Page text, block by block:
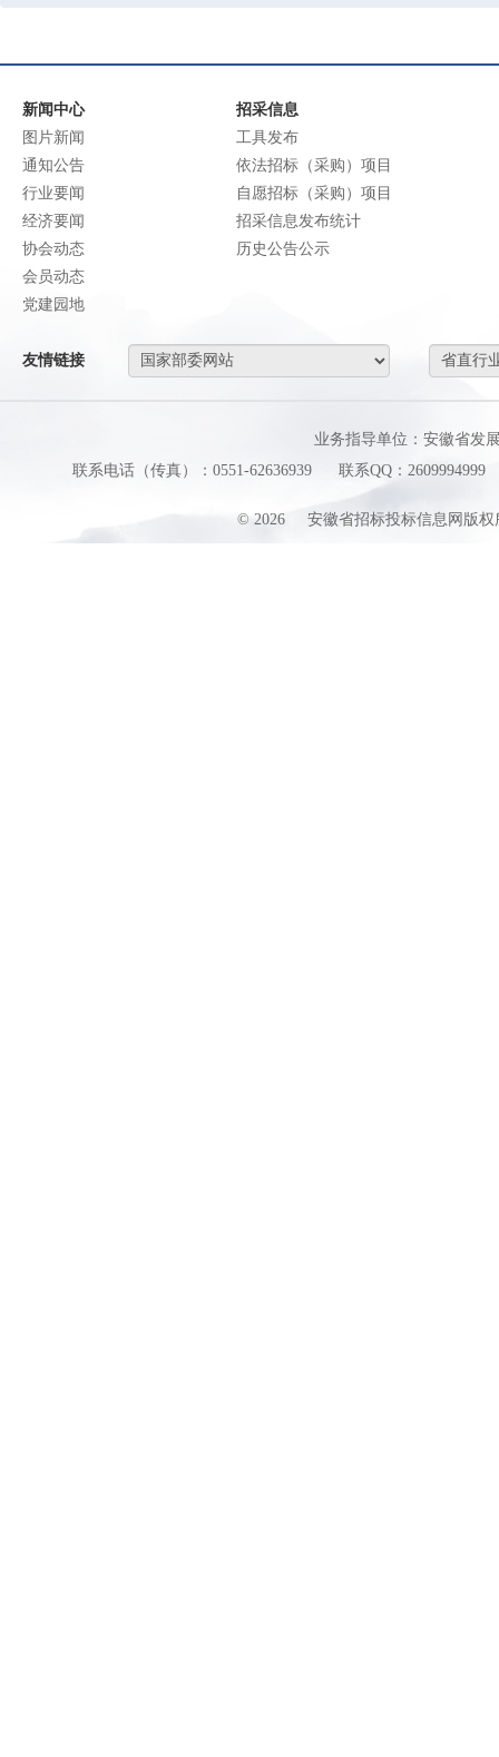
新闻中心
图片新闻
通知公告
行业要闻
经济要闻
协会动态
会员动态
党建园地
招采信息
工具发布
依法招标（采购）项目
自愿招标（采购）项目
招采信息发布统计
历史公告公示
友情链接
业务指导单位：安徽省发
联系电话（传真）：0551-62636939
联系QQ：2609994999
© 2026 安徽省招标投标信息网版